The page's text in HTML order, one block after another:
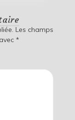
Les champs
*